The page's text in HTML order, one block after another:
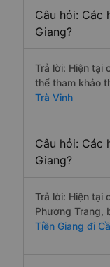
Câu hỏi: Các
Giang?
Trả lời: Hiện tại
thể tham khảo
Trà Vinh
Câu hỏi: Các
Giang?
Trả lời: Hiện tại
Phương Trang,
Tiền Giang đi